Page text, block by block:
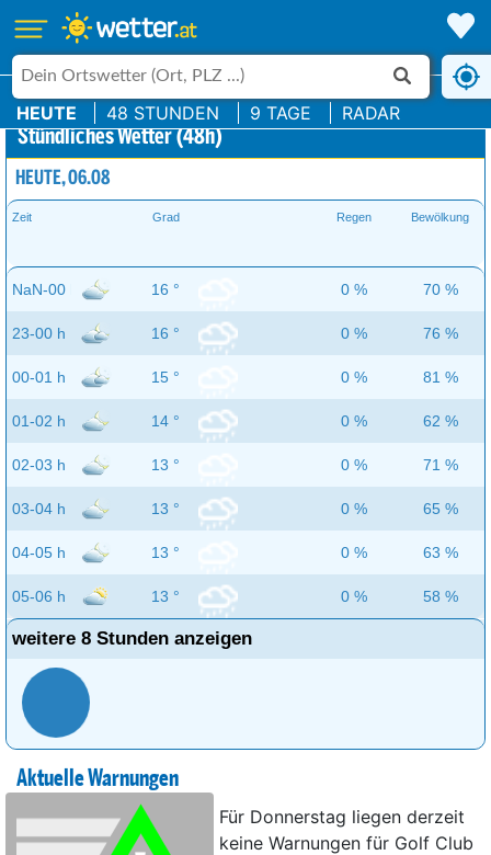
HEUTE 48 STUNDEN 9 TAGE RADAR
Stündliches Wetter (48h)
HEUTE, 06.08
Zeit Grad Regen Bewölkung
NaN-00 h 16 ° 0 % 70 %
23-00 h 16 ° 0 % 76 %
00-01 h 15 ° 0 % 81 %
01-02 h 14 ° 0 % 62 %
02-03 h 13 ° 0 % 71 %
03-04 h 13 ° 0 % 65 %
04-05 h 13 ° 0 % 63 %
05-06 h 13 ° 0 % 58 %
weitere 8 Stunden anzeigen
Aktuelle Warnungen
Für Donnerstag liegen derzeit
keine Warnungen für Golf Club